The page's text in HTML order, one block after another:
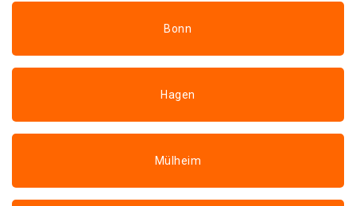
Bonn
Hagen
Mülheim